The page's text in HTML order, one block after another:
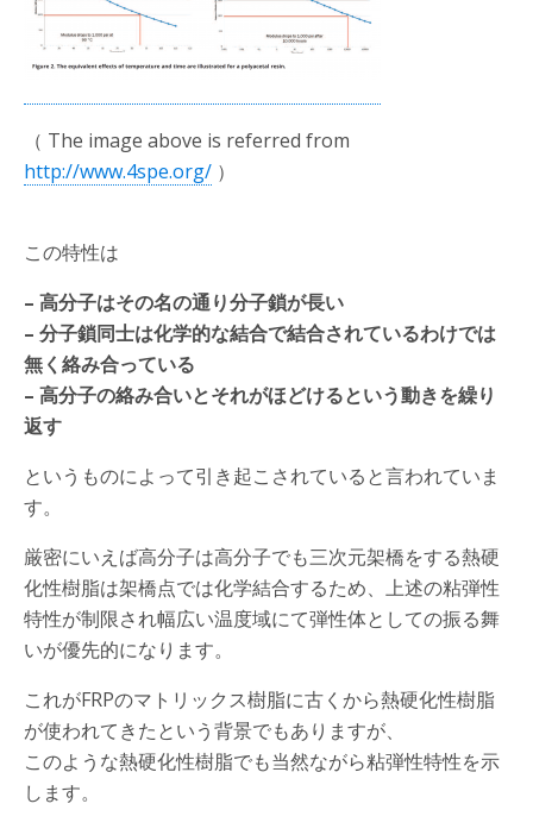
（ The image above is referred from
http://www.4spe.org/ ）
この特性は
– 高分子はその名の通り分子鎖が長い
– 分子鎖同士は化学的な結合で結合されているわけでは
無く絡み合っている
– 高分子の絡み合いとそれがほどけるという動きを繰り
返す
というものによって引き起こされていると言われていま
す。
厳密にいえば高分子は高分子でも三次元架橋をする熱硬
化性樹脂は架橋点では化学結合するため、上述の粘弾性
特性が制限され幅広い温度域にて弾性体としての振る舞
いが優先的になります。
これがFRPのマトリックス樹脂に古くから熱硬化性樹脂
が使われてきたという背景でもありますが、
このような熱硬化性樹脂でも当然ながら粘弾性特性を示
します。